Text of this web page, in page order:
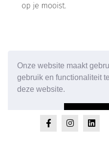
Onze website maakt
gebruik en functionaliteit
deze website.